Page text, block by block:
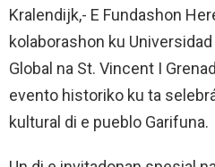
Kralendijk,- E Fundashon
kolaborashon ku
Global na St. Vincent I
evento historiko ku ta
kultural di e pueblo Garifuna.